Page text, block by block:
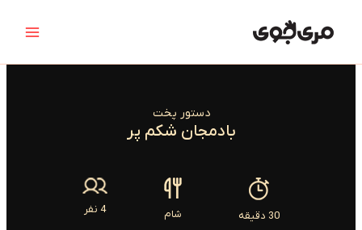
Menu
دستور پخت
بادمجان شکم پر
30 دقیقه شام 4 نفر